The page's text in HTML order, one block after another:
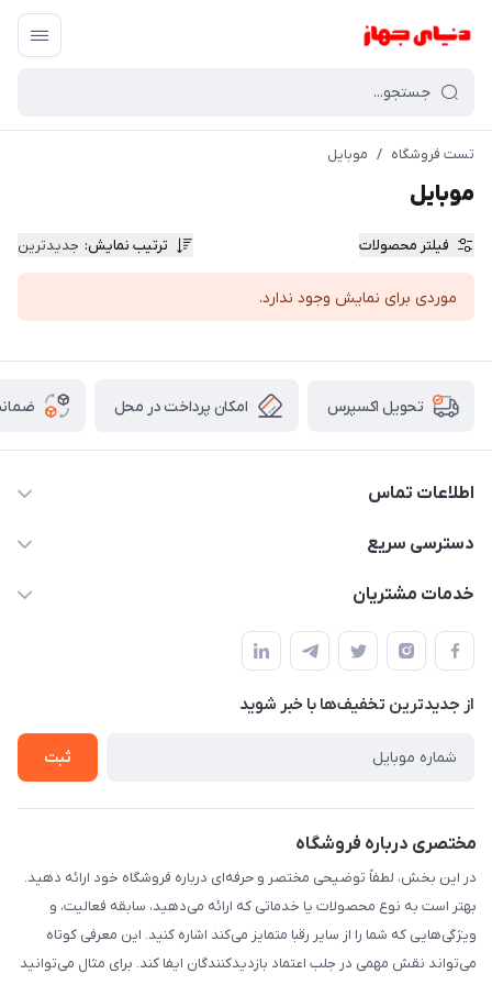
تست فروشگاه / موبایل
موبایل
فیلتر محصولات ترتیب نمایش: جدیدترین
موردی برای نمایش وجود ندارد.
تحویل اکسپرس امکان پرداخت در محل
اطلاعات تماس
۰۲۱۰۰۰۰۰۰۰۰
دسترسی سریع
حساب کاربری
لیست محصولات
درباره ما
خدمات مشتریان
قوانین و مقررات
حریم خصوصی
راهنما
از جدید‌ترین تخفیف‌ها با‌ خبر شوید
ثبت
مختصری درباره فروشگاه
در این بخش، لطفاً توضیحی مختصر و حرفه‌ای درباره فروشگاه خود ارائه دهید.
بهتر است به نوع محصولات یا خدماتی که ارائه می‌دهید، سابقه فعالیت، و
ویژگی‌هایی که شما را از سایر رقبا متمایز می‌کند اشاره کنید. این معرفی کوتاه
می‌تواند نقش مهمی در جلب اعتماد بازدیدکنندگان ایفا کند. برای مثال می‌توانید